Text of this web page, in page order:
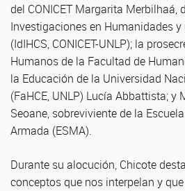
del CONICET Margarita Merbilhaá,
Investigaciones en Humanidades
(IdIHCS, CONICET-UNLP); la
Humanos de la Facultad de
la Educación de la Universidad
(FaHCE, UNLP) Lucía Abbattista; y
Seoane, sobreviviente de la
Armada (ESMA).
Durante su alocución, Chicote
conceptos que nos interpelan y